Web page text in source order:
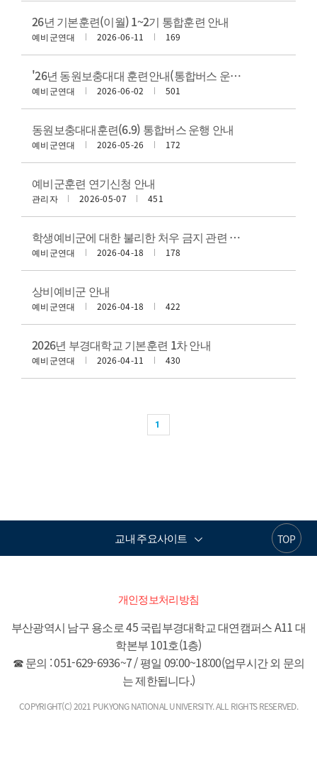
26년 기본훈련(이월) 1~2기 통합훈련 안내
예비군연대 2026-06-11 169
'26년 동원보충대대 훈련안내(통합버스 운영 안내)
예비군연대 2026-06-02 501
동원보충대대훈련(6.9) 통합버스 운행 안내
예비군연대 2026-05-26 172
예비군훈련 연기신청 안내
관리자 2026-05-07 451
학생예비군에 대한 불리한 처우 금지 관련 예비군법 안내
예비군연대 2026-04-18 178
상비예비군 안내
예비군연대 2026-04-18 422
2026년 부경대학교 기본훈련 1차 안내
예비군연대 2026-04-11 430
1
TOP
교내 주요사이트
개인정보처리방침
부산광역시 남구 용소로 45 국립부경대학교 대연캠퍼스 A11 대
학본부 101호(1층)
☎ 문의 : 051-629-6936~7 / 평일 09:00~18:00(업무시간 외 문의
는 제한됩니다.)
COPYRIGHT(C) 2021 PUKYONG NATIONAL UNIVERSITY. ALL RIGHTS RESERVED.